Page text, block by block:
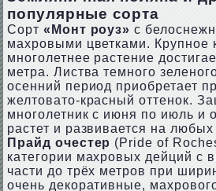
популярные сорта
Сорт «Монт роуз» с
махровыми цветками. Крупное
многолетнее растение
метра. Листва темного
осенний период приобретает
желтовато-красный оттенок.
многолетник с июня по июль и
растет и развивается на
Прайд очестер (Pridе of
категории махровых дейций с
части до трёх метров при
очень декоративные,